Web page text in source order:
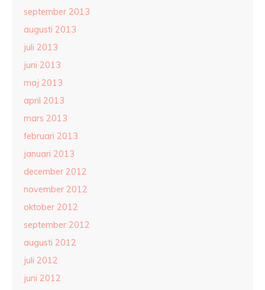
september 2013
augusti 2013
juli 2013
juni 2013
maj 2013
april 2013
mars 2013
februari 2013
januari 2013
december 2012
november 2012
oktober 2012
september 2012
augusti 2012
juli 2012
juni 2012